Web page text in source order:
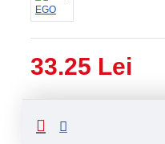
33.25 Lei
EGO
Livrare
rapida